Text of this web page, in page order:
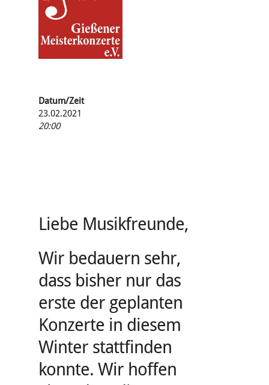
Datum/Zeit
23.02.2021
20:00
Liebe Musikfreunde,
Wir bedauern sehr,
dass bisher nur das
erste der geplanten
Konzerte in diesem
Winter stattfinden
konnte. Wir hoffen